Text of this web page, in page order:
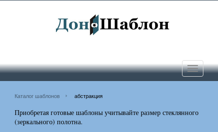
Toggle
Каталог шаблонов абстракция
Приобретая готовые шаблоны учитывайте размер стеклянного
(зеркального) полотна.